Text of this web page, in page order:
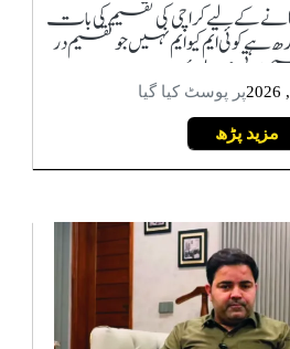
کے لیے کراچی کی تقسیم کی بات
کوئی ایم کیو ایم نہیں جو تقسیم در
ہوتی جائے
پر پوسٹ کیا گیا
مزید پڑھ